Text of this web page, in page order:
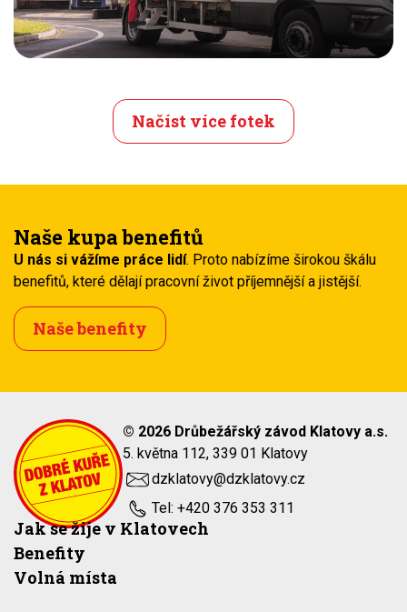
Načíst více fotek
Naše kupa benefitů
U nás si vážíme práce lidí. Proto nabízíme širokou škálu
benefitů, které dělají pracovní život příjemnější a jistější.
Naše benefity
© 2026 Drůbežářský závod Klatovy a.s.
5. května 112, 339 01 Klatovy
dzklatovy@dzklatovy.cz
Tel: +420 376 353 311
Jak se žije v Klatovech
Benefity
Volná místa